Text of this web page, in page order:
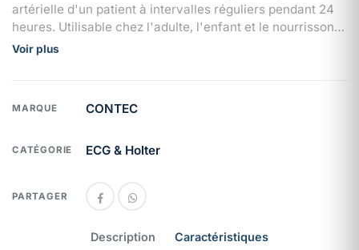
artérielle d'un patient à intervalles réguliers pendant 24
heures. Utilisable chez l'adulte, l'enfant et le nourrisson, il
propose 2 modes de fonctionnement (manuel et
Voir plus
MARQUE CONTEC
CATÉGORIE ECG & Holter
PARTAGER
Description Caractéristiques